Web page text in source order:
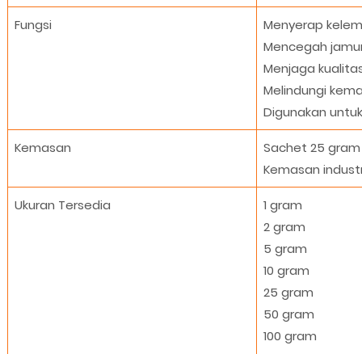
Fungsi
Menyerap
Mencegah
Menjaga
Melindungi
Digunakan
Kemasan
Sachet 25 gram
Kemasan
Ukuran Tersedia
1 gram
2 gram
5 gram
10 gram
25 gram
50 gram
100 gram